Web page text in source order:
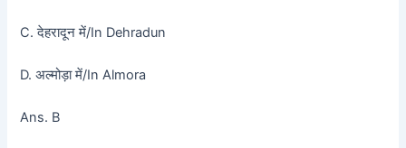
C. देहरादून में/In Dehradun
D. अल्मोड़ा में/In Almora
Ans. B